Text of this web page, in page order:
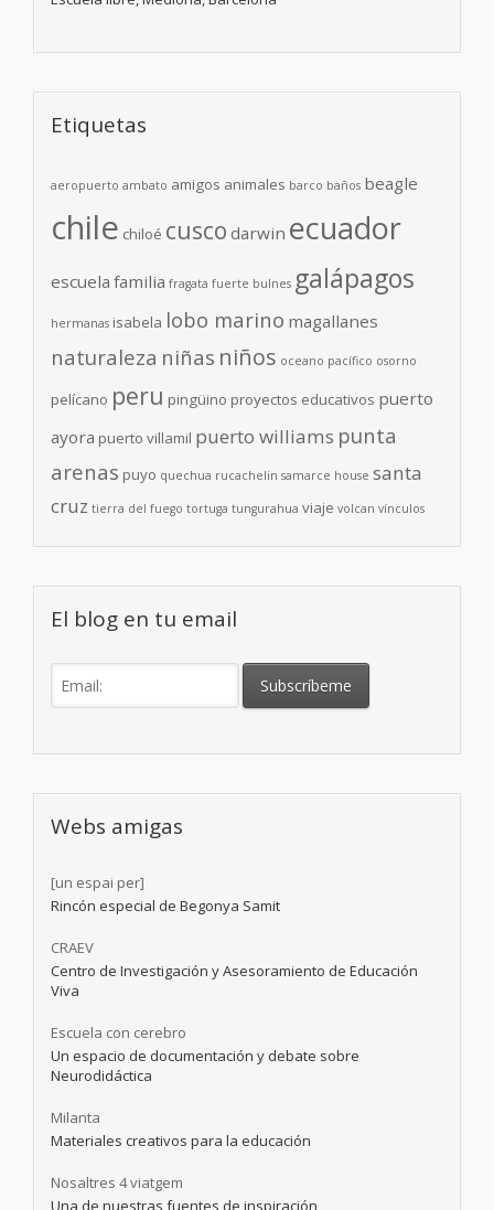
Etiquetas
aeropuerto ambato amigos animales barco baños beagle
chile chiloé cusco darwin ecuador
escuela familia fragata fuerte bulnes galápagos
hermanas isabela lobo marino magallanes
naturaleza niñas niños oceano pacífico osorno
pelícano peru pingüino proyectos educativos puerto
ayora puerto villamil puerto williams punta
arenas puyo quechua rucachelin samarce house santa
cruz tierra del fuego tortuga tungurahua viaje volcan vínculos
El blog en tu email
Webs amigas
[un espai per]
Rincón especial de Begonya Samit
CRAEV
Centro de Investigación y Asesoramiento de Educación
Viva
Escuela con cerebro
Un espacio de documentación y debate sobre
Neurodidáctica
Milanta
Materiales creativos para la educación
Nosaltres 4 viatgem
Una de nuestras fuentes de inspiración